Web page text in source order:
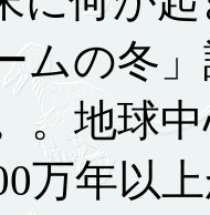
ムの冬
地球
万年以